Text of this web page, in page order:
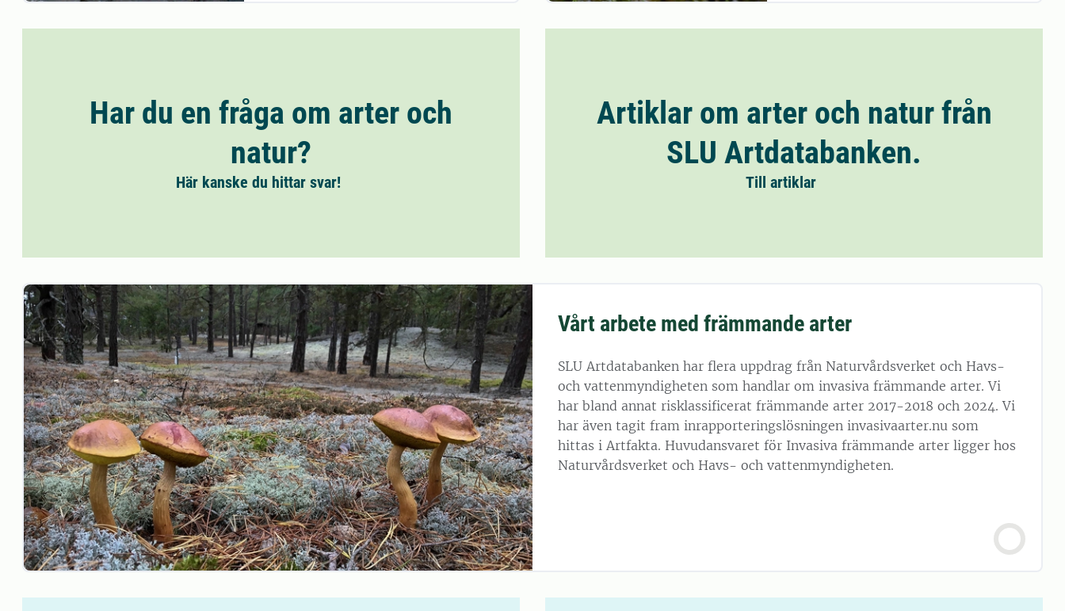
Har du en fråga om arter och
natur?
Här kanske du hittar svar!
Artiklar om arter och natur från
SLU Artdatabanken.
Till artiklar
Vårt arbete med främmande arter
SLU Artdatabanken har flera uppdrag från Naturvårdsverket och Havs-
och vattenmyndigheten som handlar om invasiva främmande arter. Vi
har bland annat risklassificerat främmande arter 2017-2018 och 2024. Vi
har även tagit fram inrapporteringslösningen invasivaarter.nu som
hittas i Artfakta. Huvudansvaret för Invasiva främmande arter ligger hos
Naturvårdsverket och Havs- och vattenmyndigheten.